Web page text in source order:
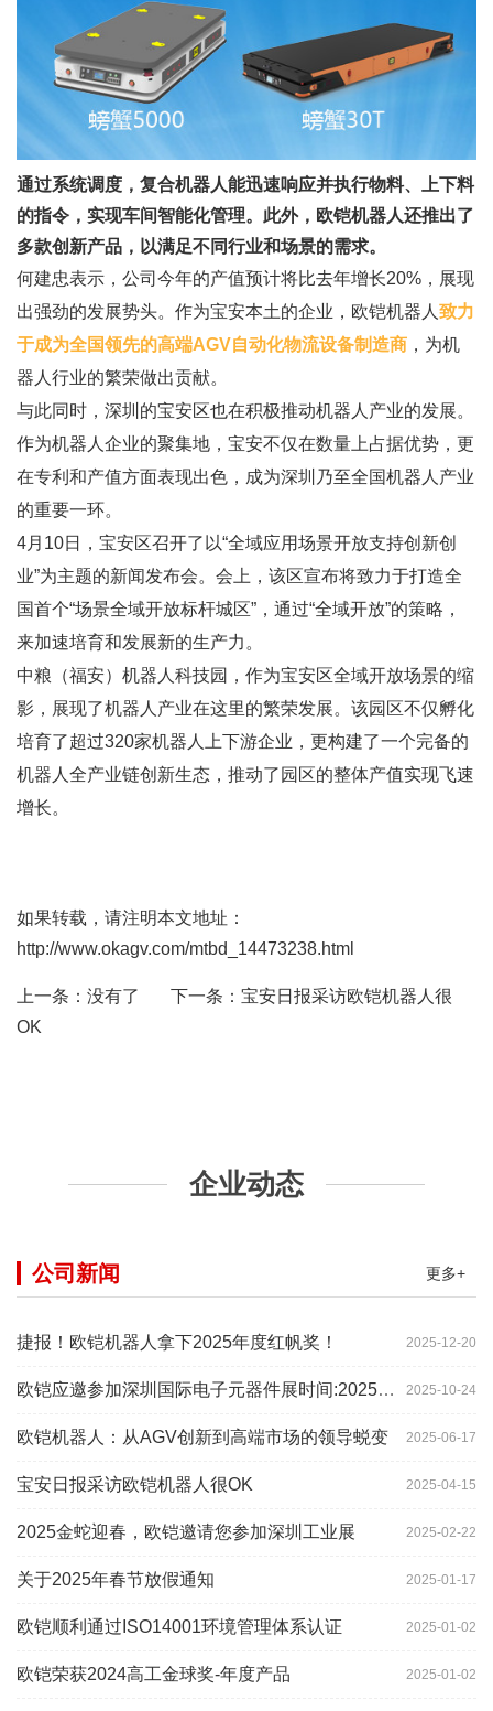
通过系统调度，复合机器人能迅速响应并执行物料、上下料
的指令，实现车间智能化管理。此外，欧铠机器人还推出了
多款创新产品，以满足不同行业和场景的需求。
何建忠表示，公司今年的产值预计将比去年增长20%，展现
出强劲的发展势头。作为宝安本土的企业，欧铠机器人 致力
于成为全国领先的高端AGV自动化物流设备制造商 ，为机
器人行业的繁荣做出贡献。
与此同时，深圳的宝安区也在积极推动机器人产业的发展。
作为机器人企业的聚集地，宝安不仅在数量上占据优势，更
在专利和产值方面表现出色，成为深圳乃至全国机器人产业
的重要一环。
4月10日，宝安区召开了以“全域应用场景开放支持创新创
业”为主题的新闻发布会。会上，该区宣布将致力于打造全
国首个“场景全域开放标杆城区”，通过“全域开放”的策略，
来加速培育和发展新的生产力。
中粮（福安）机器人科技园，作为宝安区全域开放场景的缩
影，展现了机器人产业在这里的繁荣发展。该园区不仅孵化
培育了超过320家机器人上下游企业，更构建了一个完备的
机器人全产业链创新生态，推动了园区的整体产值实现飞速
增长。
如果转载，请注明本文地址：
http://www.okagv.com/mtbd_14473238.html
上一条：没有了 下一条： 宝安日报采访欧铠机器人很
OK
企业动态
更多+
公司新闻
2025-12-20
捷报！欧铠机器人拿下2025年度红帆奖！
2025-10-24
欧铠应邀参加深圳国际电子元器件展时间:2025年10月28-
2025-06-17
欧铠机器人：从AGV创新到高端市场的领导蜕变
2025-04-15
宝安日报采访欧铠机器人很OK
2025-02-22
2025金蛇迎春，欧铠邀请您参加深圳工业展
2025-01-17
关于2025年春节放假通知
2025-01-02
欧铠顺利通过ISO14001环境管理体系认证
2025-01-02
欧铠荣获2024高工金球奖-年度产品